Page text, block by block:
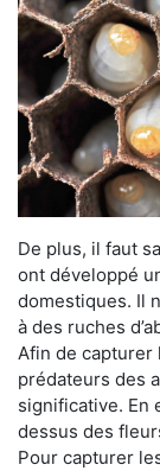
De plus, il faut
ont développé
domestiques. Il
à des ruches
Afin de capturer
prédateurs des
significative. En
dessus des
Pour capturer